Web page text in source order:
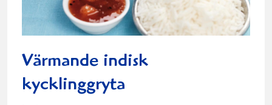
Värmande indisk
kycklinggryta